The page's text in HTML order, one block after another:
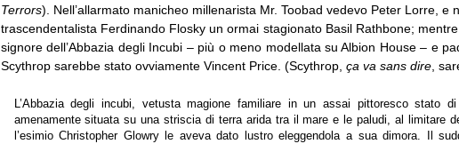
Terrors). Nell’allarmato manicheo millenarista Mr. Toobad vedevo Peter Lorre, e
trascendentalista Ferdinando Flosky un ormai stagionato Basil Rathbone;
signore dell’Abbazia degli Incubi – più o meno modellata su Albion House – e
Scythrop sarebbe stato ovviamente Vincent Price. (Scythrop, ça va sans dire,
L’Abbazia degli incubi, vetusta magione familiare in un assai pittoresco stato
amenamente situata su una striscia di terra arida tra il mare e le paludi, al limitare
l’esimio Christopher Glowry le aveva dato lustro eleggendola a sua dimora. Il